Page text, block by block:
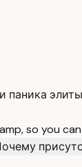
so you